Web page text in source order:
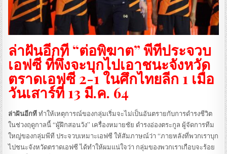
ล่าฝันอีกที “ต่อพิฆาต” พีทีประจวบ
เอฟซี ที่พึ่งจะบุกไปเอาชนะจังหวัด
ตราดเอฟซี 2-1 ในศึกไทยลีก 1 เมื่อ
วันเสาร์ที่ 13 มี.ค. 64
ล่าฝันอีกที ทำให้เหตุการณ์ของกลุ่มเริ่มจะไม่เป็นอันตรายกับการดำรงชีวิต
ในช่วงฤดูกาลนี้ “ผู้ฝึกสอนวัง” เครื่องหมายชัย ดำรงอ่องตระกูล ผู้จัดการทีม
ใหญ่ของกลุ่มพีที ประจวบเหมาะเอฟซี ให้สัมภาษณ์ว่า “ภายหลังที่พวกเราบุก
ไปชนะจังหวัดตราดเอฟซี ได้ทำให้ผมแน่ใจว่า กลุ่มของพวกเราเกือบจะร้อย